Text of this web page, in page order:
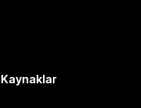
Kaynaklar